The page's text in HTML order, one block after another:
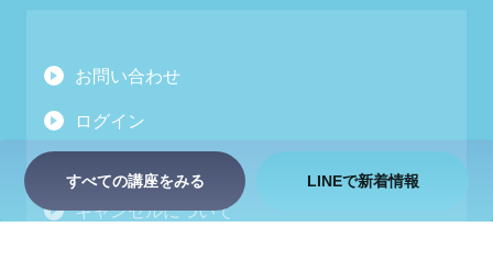
お問い合わせ
ログイン
キャンセルについて
すべての講座をみる LINEで新着情報